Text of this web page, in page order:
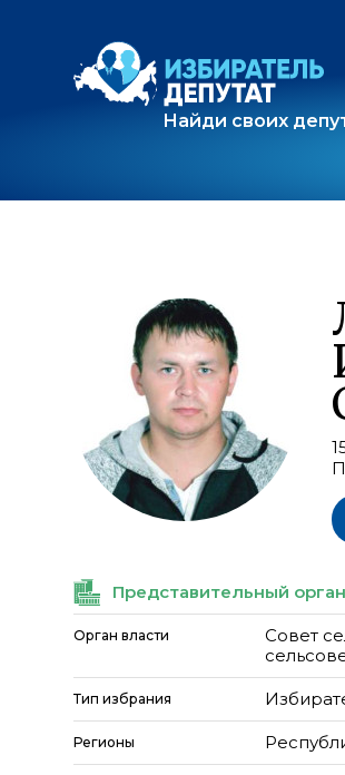
Найди своих
Представительный
Орган власти
Совет
Тип избрания
Регионы